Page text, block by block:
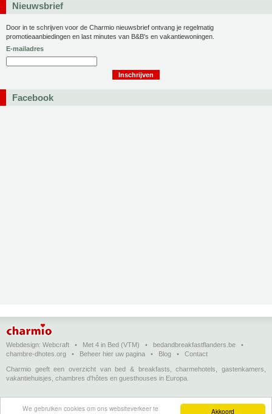
Akkoord
We gebruiken cookies om ons websiteverkeer te
Nieuwsbrief
Door in te schrijven voor de Charmio nieuwsbrief ontvang je regelmatig
promotieaanbiedingen en last minutes van B&B's en vakantiewoningen.
E-mailadres
Facebook
Webdesign: Webcraft • Met 4 in Bed (VTM) • bedandbreakfastflanders.be •
chambre-dhotes.org • Beheer hier uw pagina • Blog • Contact
Charmio geeft een overzicht van bed & breakfasts, charmehotels, gastenkamers,
vakantiehuisjes, chambres d'hôtes en guesthouses in Europa.
Bed & breakfasts, charmehotels en vakantiehuizen (in het Nederlands)•Chambres
d'hôtes, hôtels de charme et logements de vacances
(en français) • Bed &